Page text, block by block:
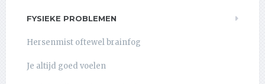
FYSIEKE PROBLEMEN
Hersenmist oftewel brainfog
Je altijd goed voelen